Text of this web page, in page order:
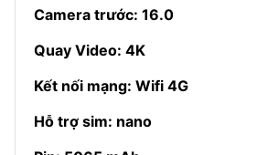
Camera trước: 16.0
Quay Video: 4K
Kết nối mạng: Wifi 4G
Hỗ trợ sim: nano